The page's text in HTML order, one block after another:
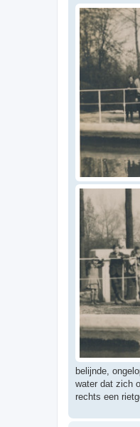
r
i
c
h
belijnde,
water dat zich
rechts een